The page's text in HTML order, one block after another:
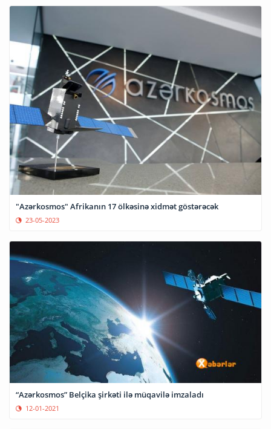
"Azərkosmos" Afrikanın 17 ölkəsinə xidmət göstərəcək
23-05-2023
“Azərkosmos” Belçika şirkəti ilə müqavilə imzaladı
12-01-2021